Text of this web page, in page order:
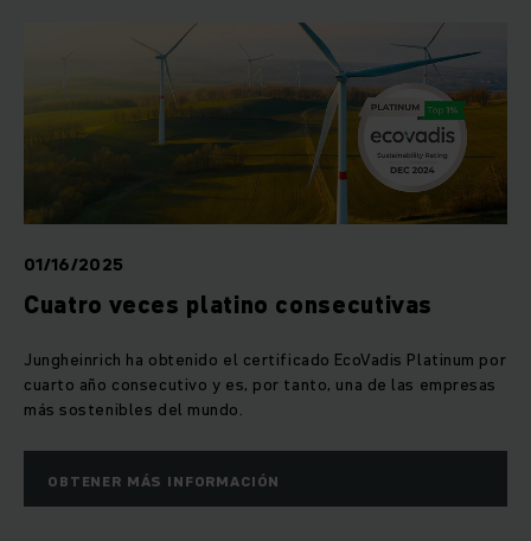
01/16/2025
Cuatro veces platino consecutivas
Jungheinrich ha obtenido el certificado EcoVadis Platinum por
cuarto año consecutivo y es, por tanto, una de las empresas
más sostenibles del mundo.
OBTENER MÁS INFORMACIÓN